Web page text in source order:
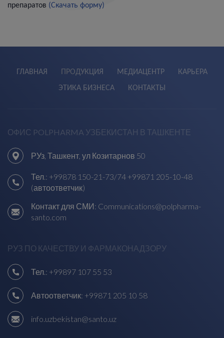
препаратов (Скачать форму)
ГЛАВНАЯ ПРОДУКЦИЯ МЕДИАЦЕНТР
КАРЬЕРА
ЭТИКА БИЗНЕСА
КОНТАКТЫ
ОФИС POLPHARMA УЗБЕКИСТАН В ТАШКЕНТЕ
РУз, Ташкент, ул Козитарнов 50
Тел.: +99878 150-21-73/74 +99871 205-10-48
(автоответчик)
Контакт для СМИ: Communications@polpharma-
santo.com
РУЗ ПО КАЧЕСТВУ И ФАРМАКОНАДЗОРУ
Тел.: +99897 107 55 53
Автоответчик: +99871 205 10 58
info.uzbekistan@santo.uz